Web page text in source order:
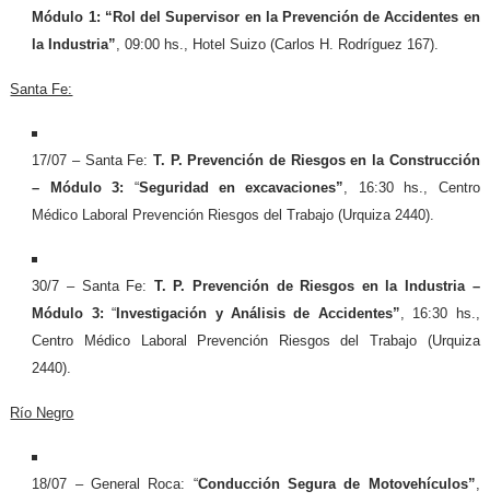
Módulo 1: “Rol del Supervisor en la Prevención de Accidentes en
la Industria”, 09:00 hs., Hotel Suizo (Carlos H. Rodríguez 167).
Santa Fe:
17/07 – Santa Fe:T. P. Prevención de Riesgos en la Construcción
– Módulo 3: “Seguridad en excavaciones”, 16:30 hs., Centro
Médico Laboral Prevención Riesgos del Trabajo (Urquiza 2440).
30/7 – Santa Fe: T. P. Prevención de Riesgos en la Industria –
Módulo 3: “ Investigación y Análisis de Accidentes”, 16:30 hs.,
Centro Médico Laboral Prevención Riesgos del Trabajo (Urquiza
2440).
Río Negro
18/07 – General Roca: “Conducción Segura de Motovehículos”,